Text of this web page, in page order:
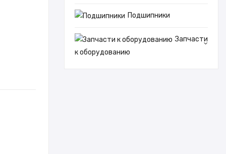
Подшипники
Запчасти
к оборудованию